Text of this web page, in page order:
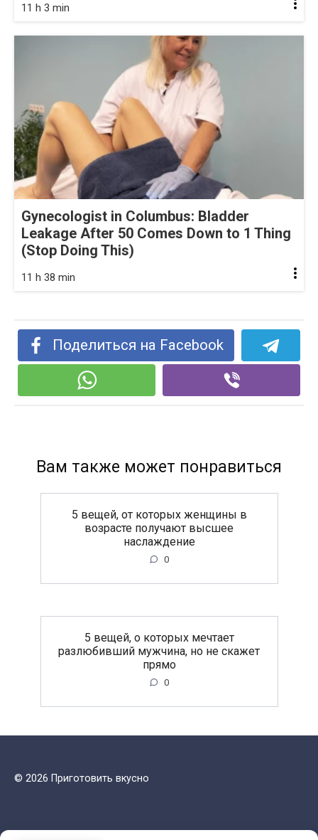
11 h 3 min
Gynecologist in Columbus: Bladder
Leakage After 50 Comes Down to 1 Thing
(Stop Doing This)
11 h 38 min
Поделиться на Facebook
Вам также может понравиться
5 вещей, от которых женщины в
возрасте получают высшее
наслаждение
0
5 вещей, о которых мечтает
разлюбивший мужчина, но не скажет
прямо
0
© 2026 Приготовить вкусно